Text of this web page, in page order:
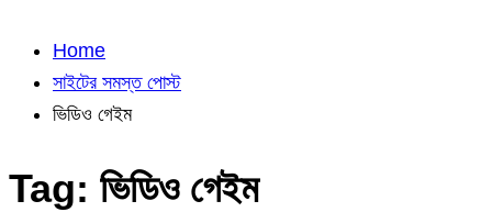
Home
সাইটের সমস্ত পোস্ট
ভিডিও গেইম
Tag: ভিডিও গেইম